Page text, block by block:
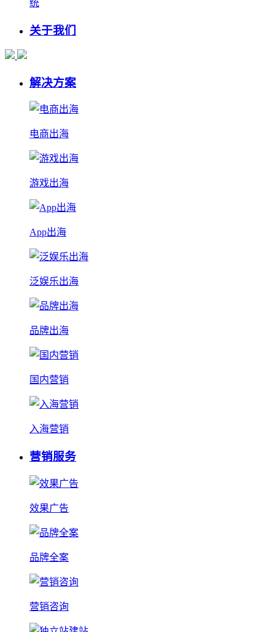
统
关于我们
解决方案
电商出海
游戏出海
App出海
泛娱乐出海
品牌出海
国内营销
入海营销
营销服务
效果广告
品牌全案
营销咨询